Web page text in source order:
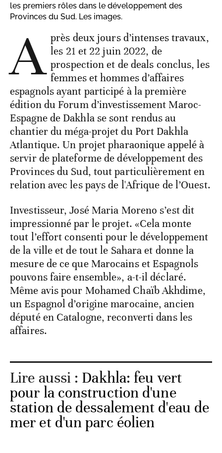
les premiers rôles dans le développement des
Provinces du Sud. Les images.
A près deux jours d’intenses travaux,
les 21 et 22 juin 2022, de
prospection et de deals conclus, les
femmes et hommes d’affaires
espagnols ayant participé à la première
édition du Forum d’investissement Maroc-
Espagne de Dakhla se sont rendus au
chantier du méga-projet du Port Dakhla
Atlantique. Un projet pharaonique appelé à
servir de plateforme de développement des
Provinces du Sud, tout particulièrement en
relation avec les pays de l'Afrique de l’Ouest.
Investisseur, José Maria Moreno s’est dit
impressionné par le projet. «Cela monte
tout l’effort consenti pour le développement
de la ville et de tout le Sahara et donne la
mesure de ce que Marocains et Espagnols
pouvons faire ensemble», a-t-il déclaré.
Même avis pour Mohamed Chaïb Akhdime,
un Espagnol d’origine marocaine, ancien
député en Catalogne, reconverti dans les
affaires.
Lire aussi : Dakhla: feu vert
pour la construction d'une
station de dessalement d'eau de
mer et d'un parc éolien